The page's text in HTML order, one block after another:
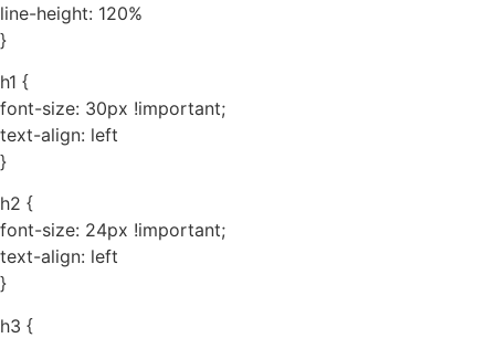
line-height: 120%
}
h1 {
font-size: 30px !important;
text-align: left
}
h2 {
font-size: 24px !important;
text-align: left
}
h3 {